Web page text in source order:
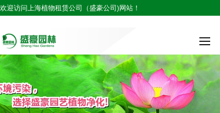
欢迎访问上海植物租赁公司（盛豪公司)网站！